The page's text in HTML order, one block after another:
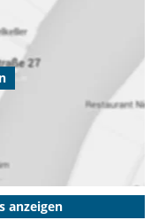
anzeigen